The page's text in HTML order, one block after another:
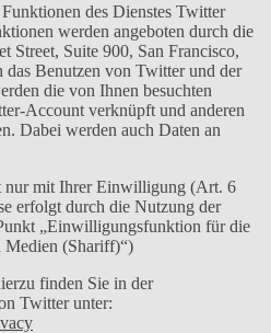
des Dienstes Twitter
werden angeboten durch die
Street, Suite 900, San Francisco,
Benutzen von Twitter und der
die von Ihnen besuchten
Account verknüpft und anderen
Dabei werden auch Daten an
nur mit Ihrer Einwilligung (Art. 6
erfolgt durch die Nutzung der
„Einwilligungsfunktion für die
Medien (Shariff)“)
finden Sie in der
Twitter unter: